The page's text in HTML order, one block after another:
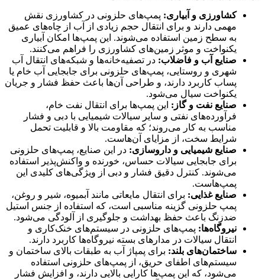
کشاورزی و آبیاری: پمپ‌های حلزونی در کشاورزی نقش
مهمی دارند و برای انتقال حجم زیادی از آب از چاه‌های عمیق
به سطح زمین استفاده می‌شوند. این پمپ‌ها امکان آبیاری
یکنواخت و موثر زمین‌های کشاورزی را فراهم می‌کنند.
صنایع آب و فاضلاب: در تصفیه‌خانه‌ها و شبکه‌های انتقال آب
شهری و روستایی، پمپ‌های حلزونی برای جابجایی آب خام یا
پساب کاربرد دارند، و طراحی آن‌ها باعث حفظ فشار و جریان
یکنواخت سیال می‌شود.
صنایع نفت و گاز: این پمپ‌ها برای انتقال نفت خام،
فرآورده‌های نفتی و سایر سیالات شیمیایی با دبی و فشار
مناسب به کار می‌روند؛ که مقاومت بالا و قابلیت تحمل
شرایط سخت، از مزایای آن‌هاست.
صنایع شیمیایی و داروسازی: در این صنایع، پمپ‌های حلزونی
برای جابجایی سیالات حساس، خورنده و واکنش‌پذیر استفاده
می‌شوند. کنترل دقیق فشار و دبی از ویژگی‌های کلیدی این
پمپ‌هاست.
صنایع غذایی: برای انتقال مایعاتی مانند آبمیوه، شیر و روغن،
پمپ حلزونی گزینه مناسبی است، که استفاده از جنس استیل
ضدزنگ باعث حفظ بهداشت و جلوگیری از آلودگی می‌شود.
نیروگاه‌ها: پمپ‌های حلزونی در سیستم‌های خنک‌کاری و
انتقال سیالات در مدارهای بسته نیروگاه‌ها کاربرد دارند.
ساختمان‌های بلند: برای پمپاژ آب به طبقات بالای ساختمان و
سیستم‌های اطفای حریق، از پمپ‌های حلزونی استفاده
می‌شود، که این پمپ‌ها کارایی بالایی دارند، و افزایش فشار